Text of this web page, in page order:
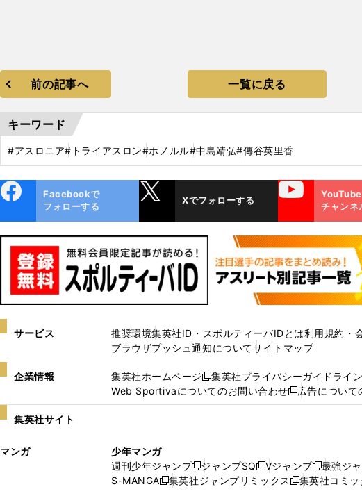
前の記事へ 一覧に戻る
キーワード
#アスロニア#トライアスロン#ホノルル#中島靖弘#傳谷英里香
ok
Facebookで
フォローする
Xでフォローする
YouTube
チャンネ
サービス 推奨環境集英社ID・スポルティーバIDとは利用規約・
ブラウザプッシュ通知についてサイトマップ
企業情報 集英社ホームページ
新
し
い
ド
ウ
集英社プライバシーガイドライン
Web Sportivaについてのお問い合わせ
新
し
ン
ド
広告について
集英社サイト
マンガ
少年マンガ
週刊少年ジャンプ
新
し
ジャンプSQ
新
し
Vジャンプ
新
し
最強ジ
S-MANGA
新
集英社ジャンプリミックス
新
集英社コミ